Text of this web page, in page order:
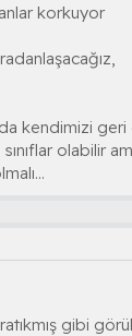
korkuyor
kendimizi
olabilir
gibi